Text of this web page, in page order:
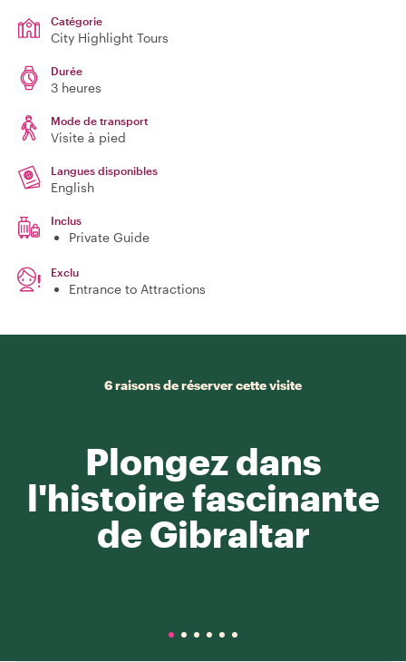
Catégorie
City Highlight Tours
Durée
3 heures
Mode de transport
Visite à pied
Langues disponibles
English
Inclus
Private Guide
Exclu
Entrance to Attractions
6 raisons de réserver cette visite
Plongez dans
l'histoire fascinante
de Gibraltar